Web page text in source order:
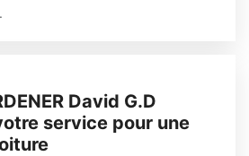
David G.D
service pour une